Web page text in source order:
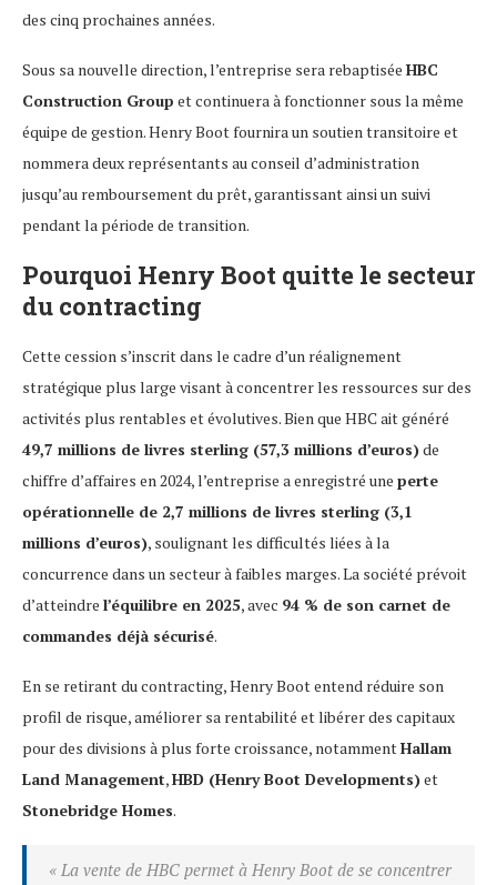
des cinq prochaines années.
Sous sa nouvelle direction, l’entreprise sera rebaptisée HBC
Construction Group et continuera à fonctionner sous la même
équipe de gestion. Henry Boot fournira un soutien transitoire et
nommera deux représentants au conseil d’administration
jusqu’au remboursement du prêt, garantissant ainsi un suivi
pendant la période de transition.
Pourquoi Henry Boot quitte le secteur
du contracting
Cette cession s’inscrit dans le cadre d’un réalignement
stratégique plus large visant à concentrer les ressources sur des
activités plus rentables et évolutives. Bien que HBC ait généré
49,7 millions de livres sterling (57,3 millions d’euros)de
chiffre d’affaires en 2024, l’entreprise a enregistré une perte
opérationnelle de 2,7 millions de livres sterling (3,1
millions d’euros), soulignant les difficultés liées à la
concurrence dans un secteur à faibles marges. La société prévoit
d’atteindre l’équilibre en 2025, avec 94 % de son carnet de
commandes déjà sécurisé.
En se retirant du contracting, Henry Boot entend réduire son
profil de risque, améliorer sa rentabilité et libérer des capitaux
pour des divisions à plus forte croissance, notammentHallam
Land Management,HBD (Henry Boot Developments)et
Stonebridge Homes.
« La vente de HBC permet à Henry Boot de se concentrer